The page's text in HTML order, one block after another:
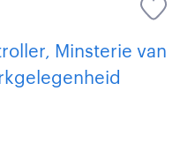
Minsterie van